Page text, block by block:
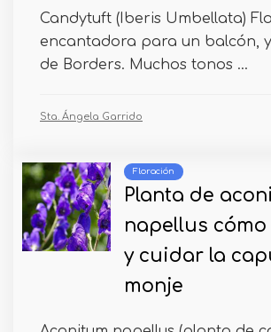
Candytuft (Iberis Umbellata)
encantadora para un balcón,
de Borders. Muchos tonos ...
Sta. Ángela Garrido
Floración
Planta de
napellus
y cuidar la
monje